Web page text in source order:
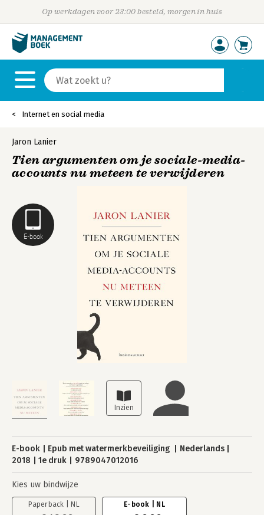
Op werkdagen voor 23:00 besteld, morgen in huis
Internet en social media
E-book
Jaron Lanier
Tien argumenten om je sociale-media-
accounts nu meteen te verwijderen
E-book Epub met watermerkbeveiliging
Nederlands
2018
1e druk 9789047012016
Kies uw bindwijze
Paperback | NL E-book | NL